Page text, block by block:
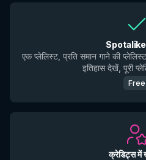
एक प्लेलिस्ट, प्रति समान गाने की
इतिहास देखें, पूरी
Free
क्रेडिट्स में